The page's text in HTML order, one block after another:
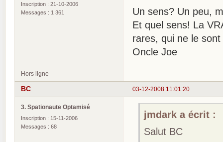
Inscription : 21-10-2006
Messages : 1 361
Un sens? Un peu,
Et quel sens! La
rares, qui ne le
Oncle Joe
Hors ligne
03-12-2008 11:01:20
BC
3. Spationaute Optamisé
Inscription : 15-11-2006
Messages : 68
jmdark a écrit :
Salut BC